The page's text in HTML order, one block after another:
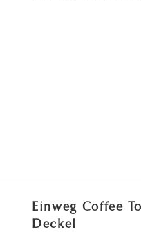
Einweg Coffee
Deckel